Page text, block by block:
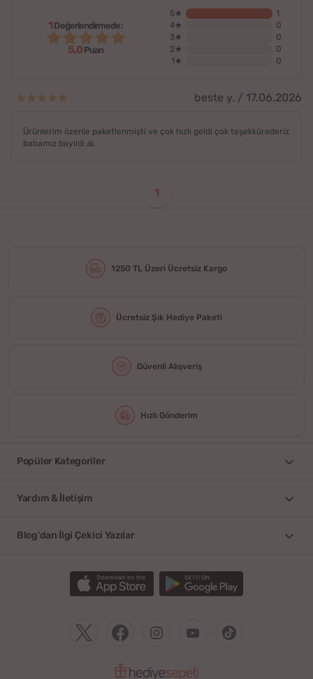
1 Değerlendirmede:
5,0Puan
5★
1
4★
0
3★
0
2★
0
1★
0
beste y. / 17.06.2026
Ürünlerim özenle paketlenmişti ve çok hızlı geldi çok teşekkürederiz
babamız bayıldı 🙏
1
1250 TL Üzeri Ücretsiz Kargo
Ücretsiz Şık Hediye Paketi
Güvenli Alışveriş
Hızlı Gönderim
Popüler Kategoriler
Yardım & İletişim
Blog'dan İlgi Çekici Yazılar